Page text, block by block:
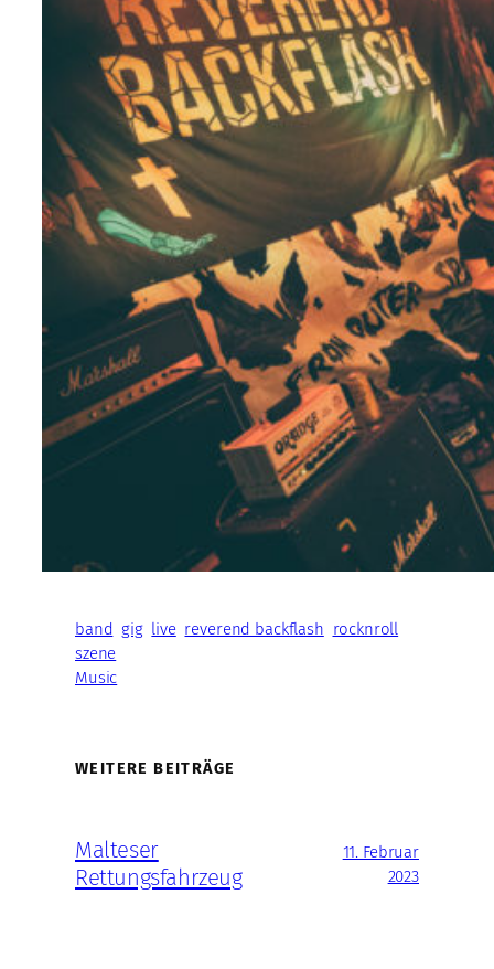
band gig live reverend backflash rocknroll
szene
Music
WEITERE BEITRÄGE
Malteser
Rettungsfahrzeug
11. Februar
2023